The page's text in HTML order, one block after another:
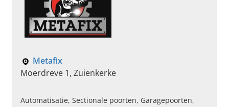
Metafix
Moerdreve 1, Zuienkerke
Automatisatie, Sectionale poorten, Garagepoorten,